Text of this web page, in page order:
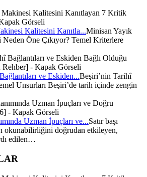
Kalitesini Kanıtla...Minisan Yayık
Öne Çıkıyor? Temel Kriterlere
ve Eskiden...Beşiri’nin Tarihî
Unsurları Beşiri’de tarih içinde zengin
Uzman İpuçları ve...Satır başı
okunabilirliğini doğrudan etkileyen,
edilen…